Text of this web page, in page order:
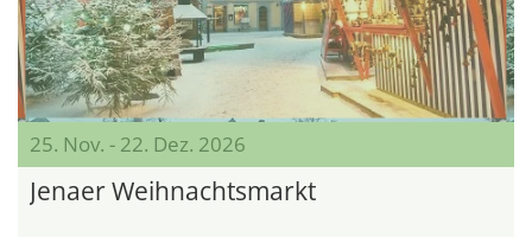
25. Nov. - 22. Dez. 2026
Jenaer Weihnachtsmarkt